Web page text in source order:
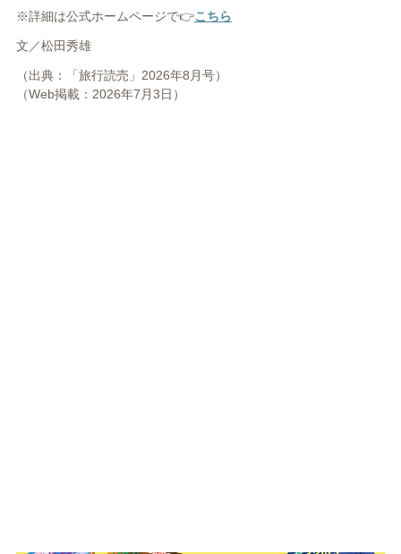
※詳細は公式ホームページで👉こちら
文／松田秀雄
（出典：「旅行読売」2026年8月号）
（Web掲載：2026年7月3日）